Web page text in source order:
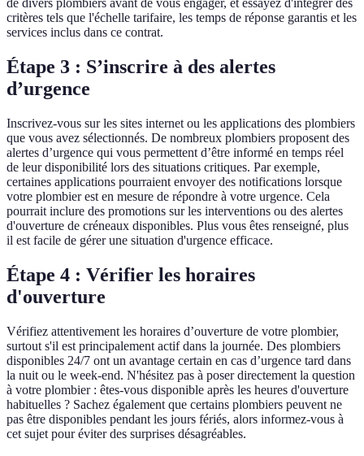
de divers plombiers avant de vous engager, et essayez d'intégrer des
critères tels que l'échelle tarifaire, les temps de réponse garantis et les
services inclus dans ce contrat.
Étape 3 : S’inscrire à des alertes
d’urgence
Inscrivez-vous sur les sites internet ou les applications des plombiers
que vous avez sélectionnés. De nombreux plombiers proposent des
alertes d’urgence qui vous permettent d’être informé en temps réel
de leur disponibilité lors des situations critiques. Par exemple,
certaines applications pourraient envoyer des notifications lorsque
votre plombier est en mesure de répondre à votre urgence. Cela
pourrait inclure des promotions sur les interventions ou des alertes
d'ouverture de créneaux disponibles. Plus vous êtes renseigné, plus
il est facile de gérer une situation d'urgence efficace.
Étape 4 : Vérifier les horaires
d'ouverture
Vérifiez attentivement les horaires d’ouverture de votre plombier,
surtout s'il est principalement actif dans la journée. Des plombiers
disponibles 24/7 ont un avantage certain en cas d’urgence tard dans
la nuit ou le week-end. N'hésitez pas à poser directement la question
à votre plombier : êtes-vous disponible après les heures d'ouverture
habituelles ? Sachez également que certains plombiers peuvent ne
pas être disponibles pendant les jours fériés, alors informez-vous à
cet sujet pour éviter des surprises désagréables.